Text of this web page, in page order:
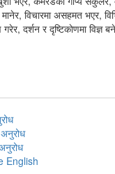
विचारमा असहमत भएर,
दर्शन र दृष्टिकाेणमा विज्ञ